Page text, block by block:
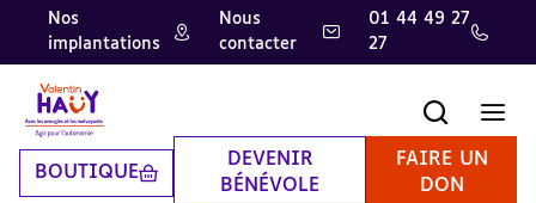
Aller
contenu
principal
Aller
pied
de
page
Aller
la
recherche
Nos
implantations
Nous
contacter
01 44 49 27
27
BOUTIQUE
DEVENIR
BÉNÉVOLE
FAIRE UN
DON